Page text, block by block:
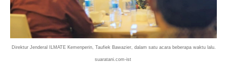
Direktur Jenderal ILMATE Kemenperin, Taufiek Bawazier, dalam satu acara beberapa waktu lalu.
suaratani.com-ist